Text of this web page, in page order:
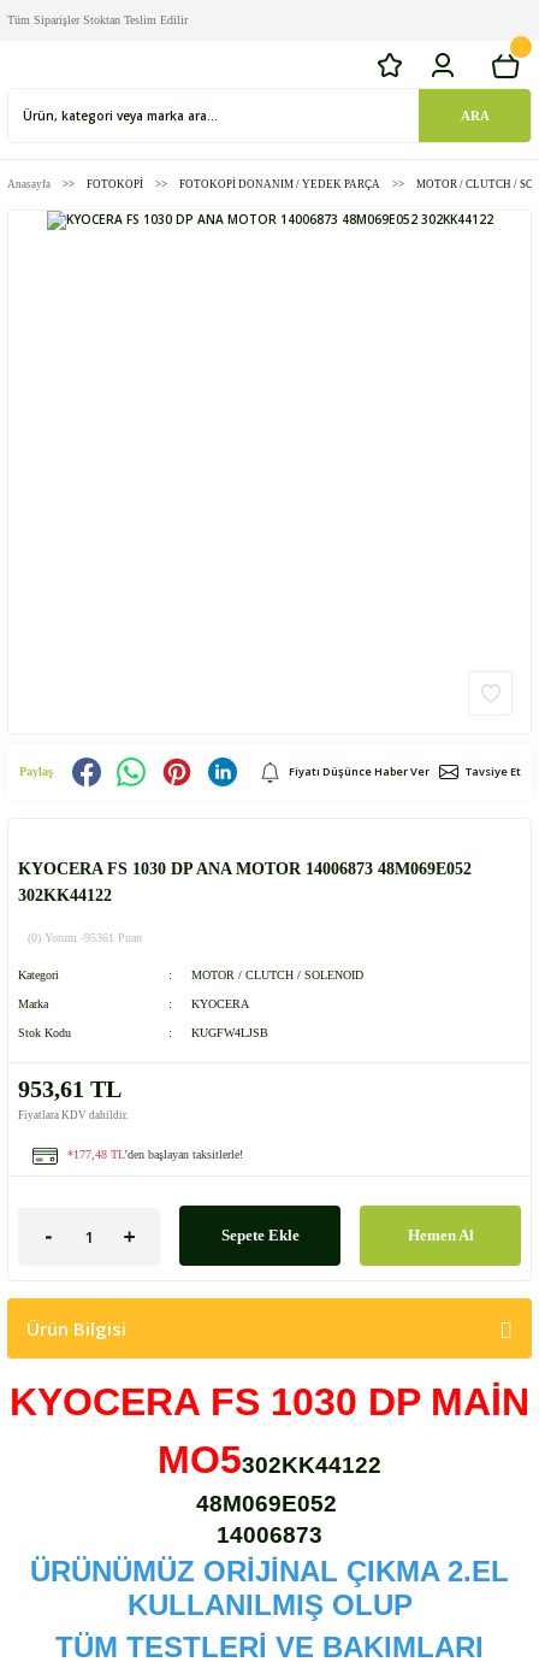
Tüm Siparişler Stoktan Teslim Edilir
ARA
Anasayfa FOTOKOPİ FOTOKOPİ DONANIM / YEDEK PARÇA MOTOR / CLUTCH /
Paylaş Fiyatı Düşünce Haber Ver Tavsiye Et
KYOCERA FS 1030 DP ANA MOTOR 14006873 48M069E052
302KK44122
(0) Yorum -95361 Puan
Kategori MOTOR / CLUTCH / SOLENOID
Marka KYOCERA
Stok Kodu KUGFW4LJSB
953,61 TL
Fiyatlara KDV dahildir.
*177,48 TL'den başlayan taksitlerle!
Sepete Ekle Hemen Al
Ürün Bilgisi
KYOCERA FS 1030 DP MAİN
MO5302KK44122
48M069E052
14006873
ÜRÜNÜMÜZ ORİJİNAL ÇIKMA 2.EL
KULLANILMIŞ OLUP
TÜM TESTLERİ VE BAKIMLARI